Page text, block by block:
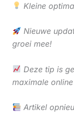
Kleine
Nieuwe
groei mee!
Deze tip is
maximale
Artikel